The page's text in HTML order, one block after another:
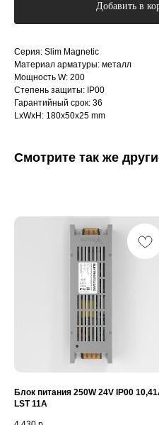
Добавить в
Серия: Slim Magnetic
Материал арматуры: металл
Мощность W: 200
Степень защиты: IP00
Гарантийный срок: 36
LxWxH: 180x50x25 mm
Смотрите так же
Блок питания 250W 24V IP00
LST 11A